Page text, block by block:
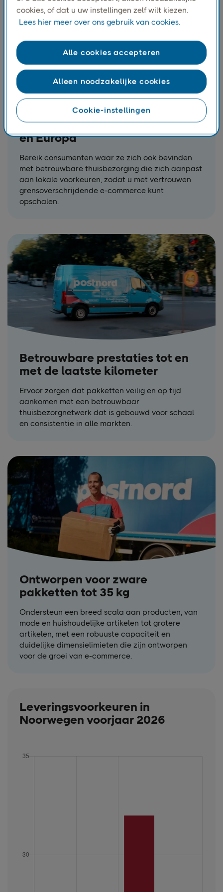
Thuisbezorging in Scandinavië
en Europa
Bereik consumenten waar ze zich ook bevinden
met betrouwbare thuisbezorging die zich aanpast
aan lokale voorkeuren, zodat u met vertrouwen
grensoverschrijdende e-commerce kunt
opschalen.
Betrouwbare prestaties tot en
met de laatste kilometer
Ervoor zorgen dat pakketten veilig en op tijd
aankomen met een betrouwbaar
thuisbezorgnetwerk dat is gebouwd voor schaal
en consistentie in alle markten.
Ontworpen voor zware
pakketten tot 35 kg
Ondersteun een breed scala aan producten, van
mode en huishoudelijke artikelen tot grotere
artikelen, met een robuuste capaciteit en
duidelijke dimensielimieten die zijn ontworpen
voor de groei van e-commerce.
Leveringsvoorkeuren in
Noorwegen voorjaar 2026
cookies, of dat u uw instellingen zelf wilt kiezen.
Lees hier meer over ons gebruik van cookies.
Cookie-instellingen
Alleen noodzakelijke cookies
Alle cookies accepteren